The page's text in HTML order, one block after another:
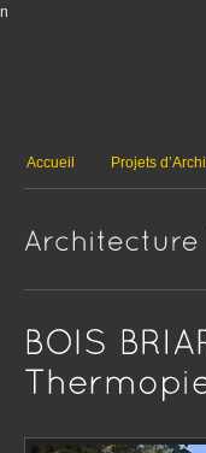
n
Accueil Projets